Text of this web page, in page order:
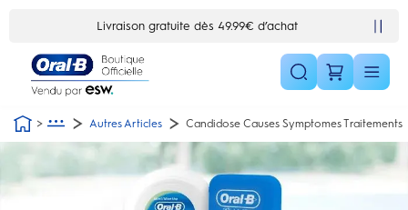
10% de réduction en vous inscrivant à la newsletter
Autres Articles Candidose Causes Symptomes Traitements